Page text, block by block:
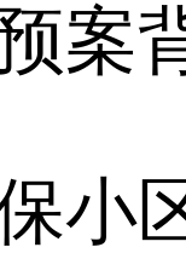
案
小